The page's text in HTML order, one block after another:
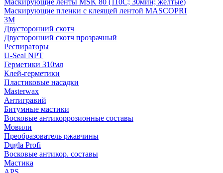
Маскирующие ленты MSK 80 (110С; 30мин; желтые)
Маскирующие пленки с клеящей лентой MASCOPRI
3M
Двусторонний скотч
Двусторонний скотч прозрачный
Респираторы
U-Seal NPT
Герметики 310мл
Клей-герметики
Пластиковые насадки
Masterwax
Антигравий
Битумные мастики
Восковые антикоррозионные составы
Мовили
Преобразователь ржавчины
Dugla Profi
Восковые антикор. составы
Мастика